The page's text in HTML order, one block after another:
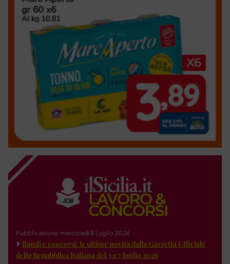
Pubblicazione: mercoledì 8 Luglio 2026
Bandi e concorsi: le ultime novità dalla Gazzetta Ufficiale
della Repubblica Italiana del 3 e 7 luglio 2026